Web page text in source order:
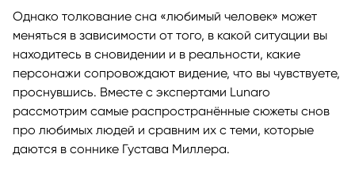
Однако толкование сна «любимый человек» может
меняться в зависимости от того, в какой ситуации вы
находитесь в сновидении и в реальности, какие
персонажи сопровождают видение, что вы чувствуете,
проснувшись. Вместе с экспертами Lunaro
рассмотрим самые распространённые сюжеты снов
про любимых людей и сравним их с теми, которые
даются в соннике Густава Миллера.